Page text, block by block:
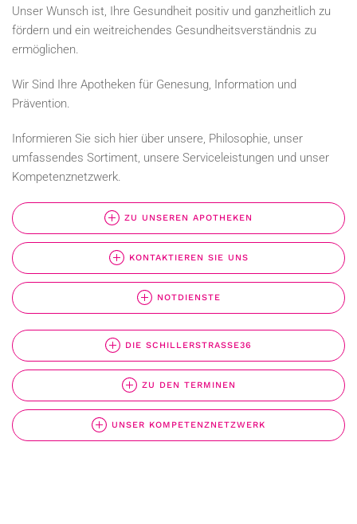
Unser Wunsch ist, Ihre Gesundheit positiv und ganzheitlich zu
fördern und ein weitreichendes Gesundheitsverständnis zu
ermöglichen.
Wir Sind Ihre Apotheken für Genesung, Information und
Prävention.
Informieren Sie sich hier über unsere, Philosophie, unser
umfassendes Sortiment, unsere Serviceleistungen und unser
Kompetenznetzwerk.
ZU UNSEREN APOTHEKEN
KONTAKTIEREN SIE UNS
NOTDIENSTE
DIE SCHILLERSTRASSE36
ZU DEN TERMINEN
UNSER KOMPETENZNETZWERK